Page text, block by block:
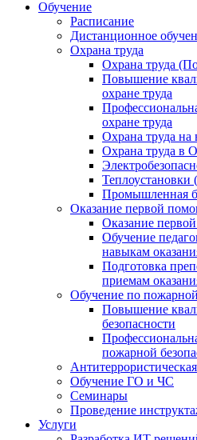
Обучение
Расписание
Дистанционное
Охрана труда
Охрана труда
Повышение
охране труда
охране труда
Охрана труда
Охрана труда в
Теплоустановки
Промышленная
Оказание первой
Оказание
Обучение
навыкам
Подготовка
приемам
Обучение по
Повышение
безопасности
пожарной
Обучение ГО и ЧС
Семинары
Проведение
Услуги